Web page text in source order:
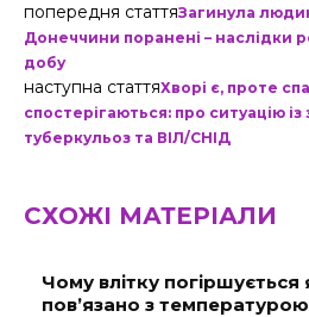
попередня статтяЗагинула
Донеччини поранені – наслідки
добу
наступна статтяХворі є, проте
спостерігаються: про ситуацію
туберкульоз та ВІЛ/СНІД
СХОЖІ МАТЕРІАЛИ
Чому влітку погіршується
пов’язано з